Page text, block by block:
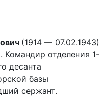
(1914 — 07.02.1943)
отделения 1-
десанта
базы
сержант.